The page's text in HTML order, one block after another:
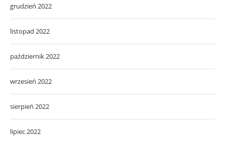
grudzień 2022
listopad 2022
październik 2022
wrzesień 2022
sierpień 2022
lipiec 2022